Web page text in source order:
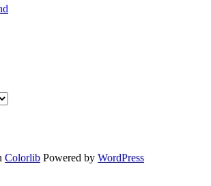
Colorlib Powered by WordPress